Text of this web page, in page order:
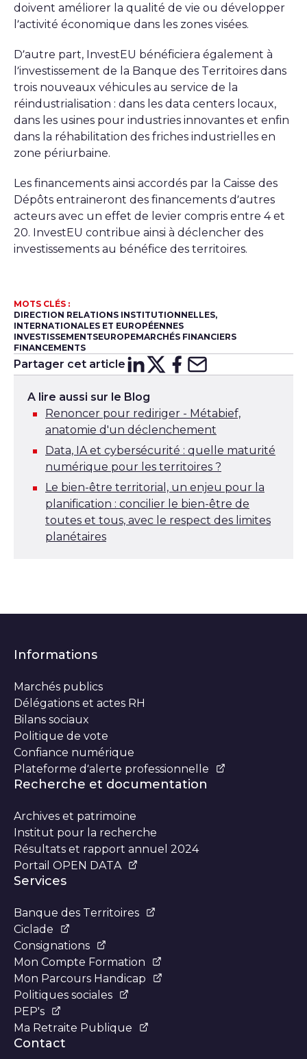
doivent améliorer la qualité de vie ou développer
l’activité économique dans les zones visées.
D’autre part, InvestEU bénéficiera également à
l’investissement de la Banque des Territoires dans
trois nouveaux véhicules au service de la
réindustrialisation : dans les data centers locaux,
dans les usines pour industries innovantes et enfin
dans la réhabilitation des friches industrielles en
zone périurbaine.
Les financements ainsi accordés par la Caisse des
Dépôts entraineront des financements d’autres
acteurs avec un effet de levier compris entre 4 et
20. InvestEU contribue ainsi à déclencher des
investissements au bénéfice des territoires.
MOTS CLÉS :
DIRECTION RELATIONS INSTITUTIONNELLES,
INTERNATIONALES ET EUROPÉENNES
INVESTISSEMENTSEUROPEMARCHÉS FINANCIERS
FINANCEMENTS
Partager cet article Partager sur
Partager surX
Partager
Partager
A lire aussi sur le Blog
Renoncer pour rediriger - Métabief,
anatomie d'un déclenchement
Data, IA et cybersécurité : quelle maturité
numérique pour les territoires ?
Le bien-être territorial, un enjeu pour la
planification : concilier le bien-être de
toutes et tous, avec le respect des limites
planétaires
Informations
Marchés publics
Délégations et actes RH
Bilans sociaux
Politique de vote
Confiance numérique
Plateforme d’alerte professionnelle
Recherche et documentation
Archives et patrimoine
Institut pour la recherche
Résultats et rapport annuel 2024
Portail OPEN DATA
Services
Banque des Territoires
Ciclade
Consignations
Mon Compte Formation
Mon Parcours Handicap
Politiques sociales
PEP's
Ma Retraite Publique
Contact